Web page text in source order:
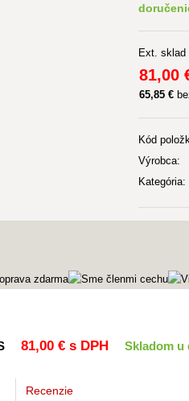
Ext. sklad
81,00
65,85 €
Kód
Výrobca:
Kategória:
81,00 € s DPH Skladom u
Recenzie